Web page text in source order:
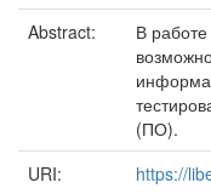
Abstract:
В
(ПО).
URI:
https://